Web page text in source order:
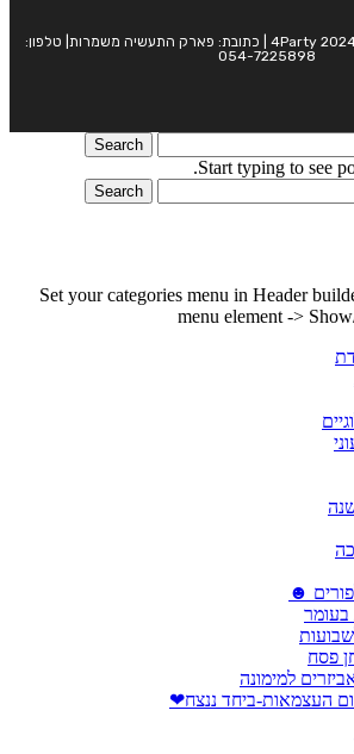
© כל הזכויות שמורות ל- 4Party 2024 | כתובת: פארק התעשיה משמרות| טלפון:
054-7225898
Search
Start typing to see
Search
Set your categories menu in Header
menu element ->
☻
בעומר
פסח
למימונה
העצמאות-ביחד ננצח❤